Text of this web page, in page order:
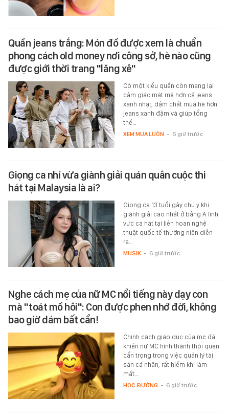
Quần jeans trắng: Món đồ được xem là chuẩn
phong cách old money nơi công sở, hè nào cũng
được giới thời trang "lăng xê"
Có một kiểu quần còn mang lại
cảm giác mát mẻ hơn cả jeans
xanh nhạt, đậm chất mùa hè hơn
jeans xanh đậm và giúp tổng
thể…
XEM MUA LUÔN - 6 giờ trước
Giọng ca nhí vừa giành giải quán quân cuộc thi
hát tại Malaysia là ai?
Giọng ca 13 tuổi gây chú ý khi
giành giải cao nhất ở bảng A lĩnh
vực ca hát tại liên hoan nghệ
thuật quốc tế thường niên diễn
ra…
MUSIK - 6 giờ trước
Nghe cách mẹ của nữ MC nổi tiếng này dạy con
mà "toát mồ hôi": Con được phen nhớ đời, không
bao giờ dám bất cẩn!
Chính cách giáo dục của mẹ đã
khiến nữ MC hình thành thói quen
cẩn trọng trong việc quản lý tài
sản cá nhân, rất hiếm khi làm
mất…
HỌC ĐƯỜNG - 6 giờ trước